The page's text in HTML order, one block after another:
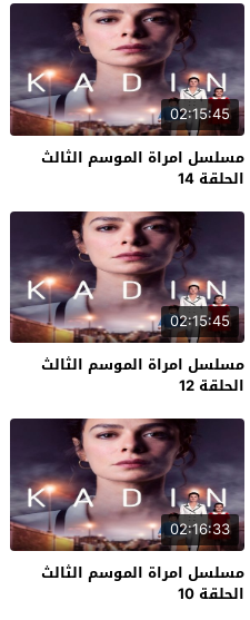
02:15:45
مسلسل امراة الموسم الثالث
الحلقة 14
02:15:45
مسلسل امراة الموسم الثالث
الحلقة 12
02:16:33
مسلسل امراة الموسم الثالث
الحلقة 10